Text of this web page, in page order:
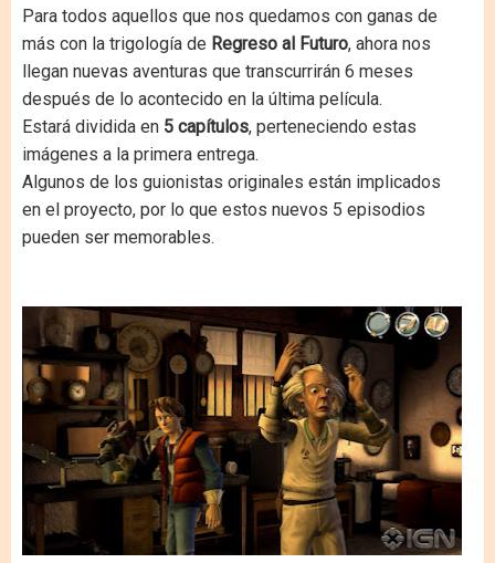
Para todos aquellos que nos quedamos con ganas de
más con la trigología de Regreso al Futuro, ahora nos
llegan nuevas aventuras que transcurrirán 6 meses
después de lo acontecido en la última película.
Estará dividida en 5 capítulos, perteneciendo estas
imágenes a la primera entrega.
Algunos de los guionistas originales están implicados
en el proyecto, por lo que estos nuevos 5 episodios
pueden ser memorables.